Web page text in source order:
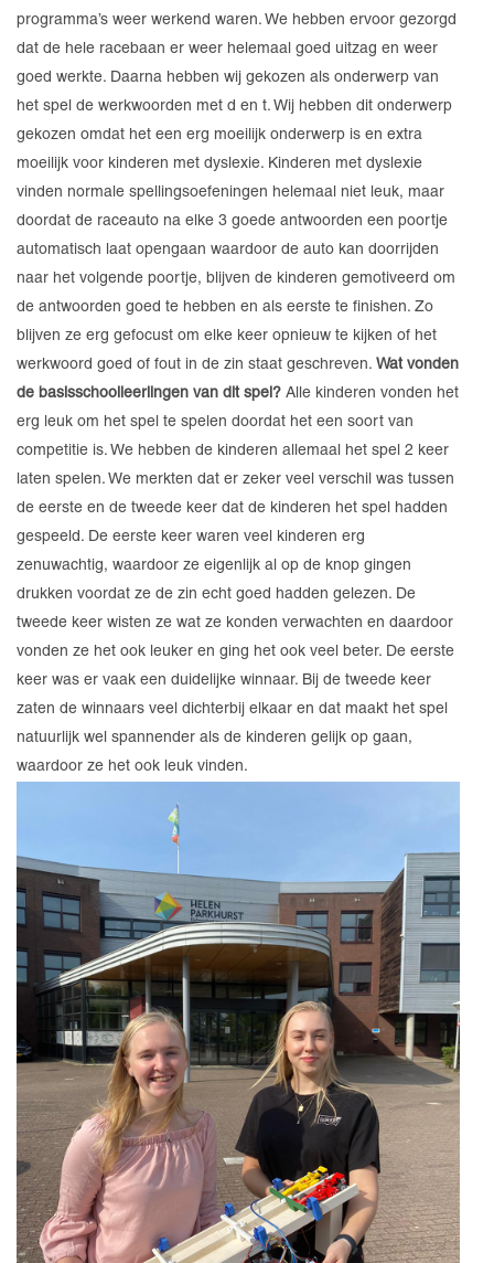
programma’s weer werkend waren. We hebben ervoor gezorgd
dat de hele racebaan er weer helemaal goed uitzag en weer
goed werkte. Daarna hebben wij gekozen als onderwerp van
het spel de werkwoorden met d en t. Wij hebben dit onderwerp
gekozen omdat het een erg moeilijk onderwerp is en extra
moeilijk voor kinderen met dyslexie. Kinderen met dyslexie
vinden normale spellingsoefeningen helemaal niet leuk, maar
doordat de raceauto na elke 3 goede antwoorden een poortje
automatisch laat opengaan waardoor de auto kan doorrijden
naar het volgende poortje, blijven de kinderen gemotiveerd om
de antwoorden goed te hebben en als eerste te finishen. Zo
blijven ze erg gefocust om elke keer opnieuw te kijken of het
werkwoord goed of fout in de zin staat geschreven. Wat vonden
de basisschoolleerlingen van dit spel? Alle kinderen vonden het
erg leuk om het spel te spelen doordat het een soort van
competitie is. We hebben de kinderen allemaal het spel 2 keer
laten spelen. We merkten dat er zeker veel verschil was tussen
de eerste en de tweede keer dat de kinderen het spel hadden
gespeeld. De eerste keer waren veel kinderen erg
zenuwachtig, waardoor ze eigenlijk al op de knop gingen
drukken voordat ze de zin echt goed hadden gelezen. De
tweede keer wisten ze wat ze konden verwachten en daardoor
vonden ze het ook leuker en ging het ook veel beter. De eerste
keer was er vaak een duidelijke winnaar. Bij de tweede keer
zaten de winnaars veel dichterbij elkaar en dat maakt het spel
natuurlijk wel spannender als de kinderen gelijk op gaan,
waardoor ze het ook leuk vinden.